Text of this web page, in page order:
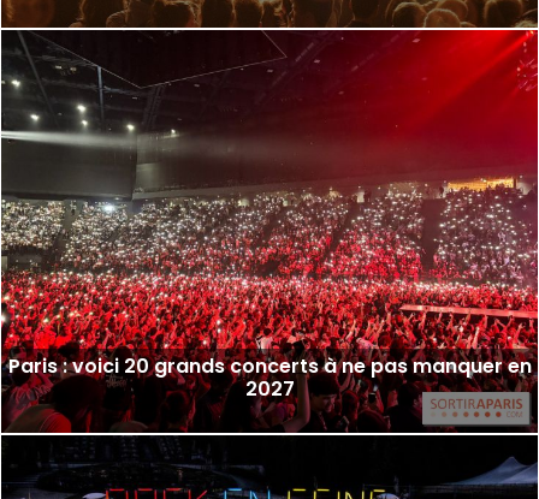
Paris : voici 20 grands concerts à ne pas manquer en
2027